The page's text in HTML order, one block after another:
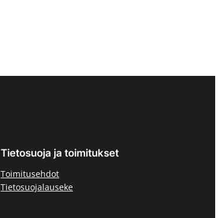
Tietosuoja ja toimitukset
Toimitusehdot
Tietosuojalauseke